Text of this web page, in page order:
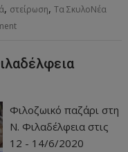
, στείρωση,Τα ΣκυλοΝέα
Φιλοζωικό παζάρι στη
Ν. Φιλαδέλφεια στις
12 - 14/6/2020